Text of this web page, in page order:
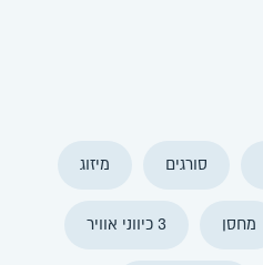
סורגים מיזוג
מחסן 3 כיווני אוויר